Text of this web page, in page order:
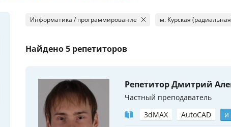
Информатика / программирование м. Курская
Найдено5 репетиторов
Репетитор Дмитрий
Частный преподаватель
3dMAX
AutoCAD и